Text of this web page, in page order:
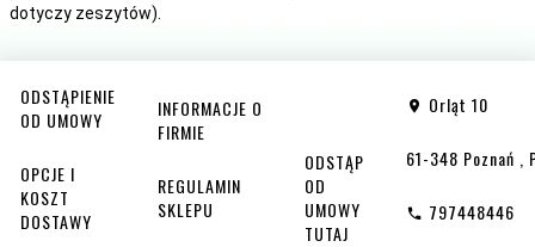
dotyczy zeszytów).
ODSTĄPIENIE
OD UMOWY
OPCJE I
KOSZT
DOSTAWY
INFORMACJE O
FIRMIE
REGULAMIN
SKLEPU
ODSTĄP
OD
UMOWY
TUTAJ
Orląt 10
61-348 Poznań
797448446